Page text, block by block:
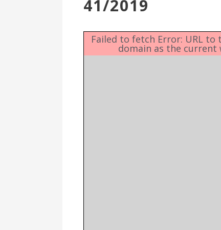
Ενότητες
41/2019
Failed to fetch Error: URL to
domain as the current